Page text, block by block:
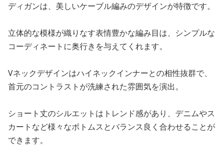
ディガンは、美しいケーブル編みのデザインが特徴です。
立体的な模様が織りなす表情豊かな編み目は、シンプルな
コーディネートに奥行きを与えてくれます。
Vネックデザインはハイネックインナーとの相性抜群で、
首元のコントラストが洗練された雰囲気を演出。
ショート丈のシルエットはトレンド感があり、デニムやス
カートなど様々なボトムスとバランス良く合わせることが
できます。